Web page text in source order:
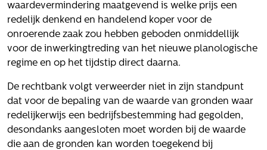
Volg ons
Integrale aanpak gebiedsvisie
waardevermindering maatgevend is welke prijs een
redelijk denkend en handelend koper voor de
onroerende zaak zou hebben geboden onmiddellijk
voor de inwerkingtreding van het nieuwe planologische
regime en op het tijdstip direct daarna.
De rechtbank volgt verweerder niet in zijn standpunt
dat voor de bepaling van de waarde van gronden waar
redelijkerwijs een bedrijfsbestemming had gegolden,
desondanks aangesloten moet worden bij de waarde
die aan de gronden kan worden toegekend bij